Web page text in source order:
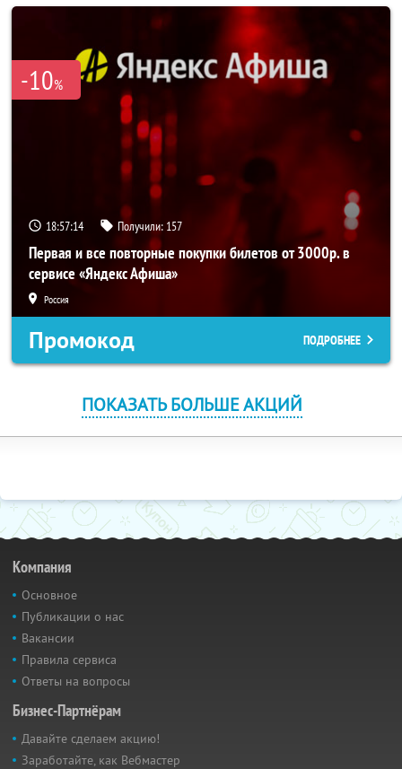
-10%
18:57:14 Получили: 157
Первая и все повторные покупки билетов от 3000р. в
сервисе «Яндекс Афиша»
Россия
Промокод ПОДРОБНЕЕ
ПОКАЗАТЬ БОЛЬШЕ АКЦИЙ
Компания
Основное
Публикации о нас
Вакансии
Правила сервиса
Ответы на вопросы
Бизнес-Партнёрам
Давайте сделаем акцию!
Заработайте, как Вебмастер